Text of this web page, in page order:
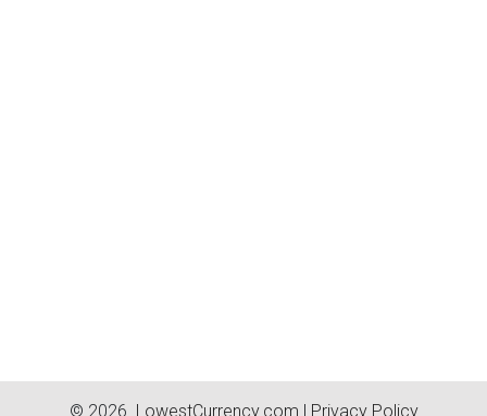
© 2026. LowestCurrency.com | Privacy Policy